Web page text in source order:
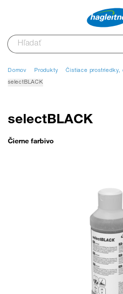
Domov Produkty Čistiace prostriedky,
selectBLACK
selectBLACK
Čierne farbivo